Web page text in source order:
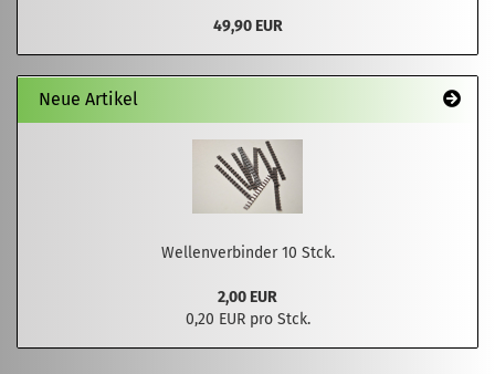
49,90 EUR
Neue Artikel
Wellenverbinder 10 Stck.
2,00 EUR
0,20 EUR pro Stck.